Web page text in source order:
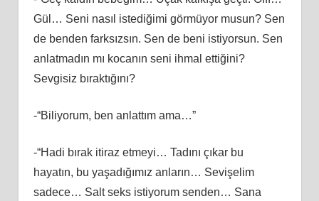
Gül… Seni nasıl istediğimi görmüyor musun? Sen
de benden farksızsın. Sen de beni istiyorsun. Sen
anlatmadın mı kocanın seni ihmal ettiğini?
Sevgisiz bıraktığını?
-“Biliyorum, ben anlattım ama…”
-“Hadi bırak itiraz etmeyi… Tadını çıkar bu
hayatın, bu yaşadığımız anların… Sevişelim
sadece… Salt seks istiyorum senden… Sana